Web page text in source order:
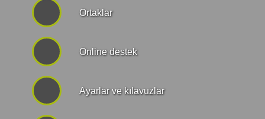
Ortaklar
Online destek
Ayarlar ve kılavuzlar